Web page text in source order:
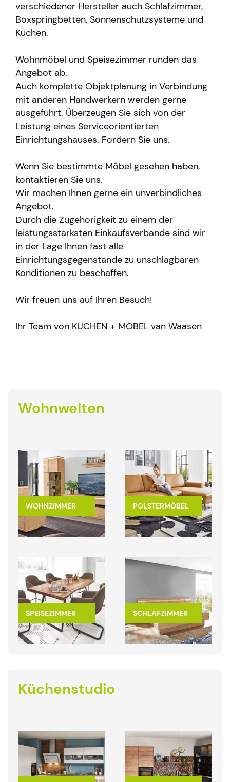
verschiedener Hersteller auch Schlafzimmer,
Boxspringbetten, Sonnenschutzsysteme und
Küchen.
Wohnmöbel und Speisezimmer runden das
Angebot ab.
Auch komplette Objektplanung in Verbindung
mit anderen Handwerkern werden gerne
ausgeführt. Überzeugen Sie sich von der
Leistung eines Serviceorientierten
Einrichtungshauses. Fordern Sie uns.
Wenn Sie bestimmte Möbel gesehen haben,
kontaktieren Sie uns.
Wir machen Ihnen gerne ein unverbindliches
Angebot.
Durch die Zugehörigkeit zu einem der
leistungsstärksten Einkaufsverbände sind wir
in der Lage Ihnen fast alle
Einrichtungsgegenstände zu unschlagbaren
Konditionen zu beschaffen.
Wir freuen uns auf Ihren Besuch!
Ihr Team von KÜCHEN + MÖBEL van Waasen
Wohnwelten
WOHNZIMMER POLSTERMÖBEL
SPEISEZIMMER SCHLAFZIMMER
Küchenstudio